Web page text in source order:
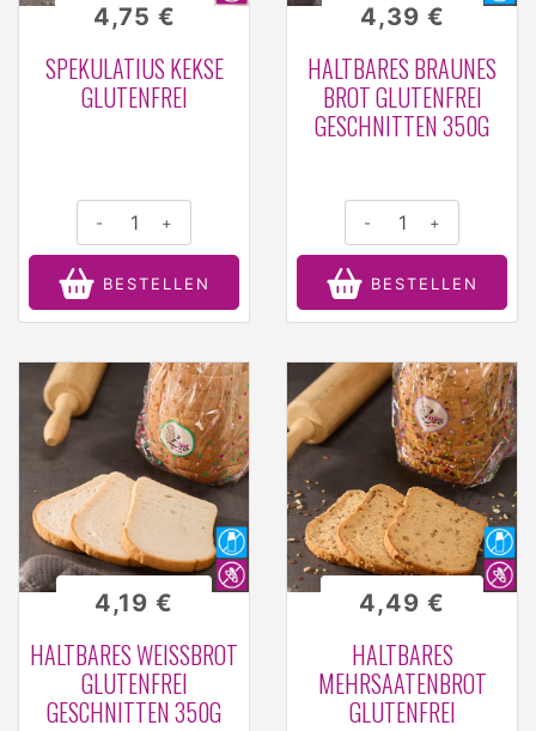
SPEKULATIUS KEKSE
GLUTENFREI
4,75 €
- +
BESTELLEN
HALTBARES BRAUNES
BROT GLUTENFREI
GESCHNITTEN 350G
4,39 €
- +
BESTELLEN
HALTBARES WEISSBROT G
LUTENFREI G
ESCHNITTEN 350G
4,19 €
HALTBARES
MEHRSAATENBROT
GLUTENFREI
4,49 €